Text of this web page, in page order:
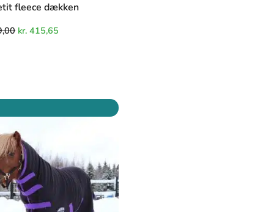
fleece dækken
kr. 415,65
oprindelige
var:
kr. 349,00.
aktuelle